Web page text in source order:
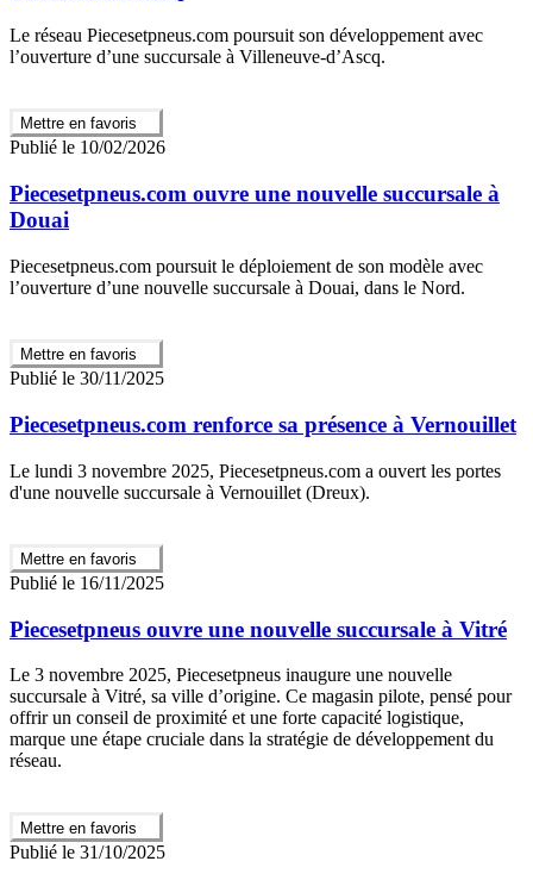
Le réseau Piecesetpneus.com poursuit son développement avec
l’ouverture d’une succursale à Villeneuve-d’Ascq.
Mettre en favoris
Publié le 10/02/2026
Piecesetpneus.com ouvre une nouvelle succursale à
Douai
Piecesetpneus.com poursuit le déploiement de son modèle avec
l’ouverture d’une nouvelle succursale à Douai, dans le Nord.
Mettre en favoris
Publié le 30/11/2025
Piecesetpneus.com renforce sa présence à Vernouillet
Le lundi 3 novembre 2025, Piecesetpneus.com a ouvert les portes
d'une nouvelle succursale à Vernouillet (Dreux).
Mettre en favoris
Publié le 16/11/2025
Piecesetpneus ouvre une nouvelle succursale à Vitré
Le 3 novembre 2025, Piecesetpneus inaugure une nouvelle
succursale à Vitré, sa ville d’origine. Ce magasin pilote, pensé pour
offrir un conseil de proximité et une forte capacité logistique,
marque une étape cruciale dans la stratégie de développement du
réseau.
Mettre en favoris
Publié le 31/10/2025